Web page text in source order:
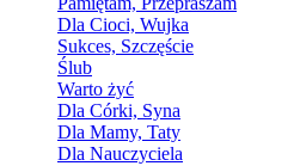
Dla Cioci, Wujka
Sukces, Szczęście
Ślub
Warto żyć
Dla Córki, Syna
Dla Mamy, Taty
Dla Nauczyciela